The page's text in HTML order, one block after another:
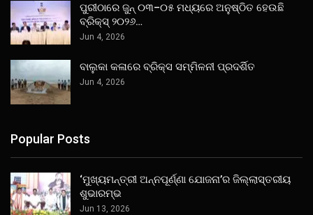
ପୁରୀଠାରେ ଜୁନ୍ ୦୩–୦୫ ମଧ୍ୟରେ ଅନୁଷ୍ଠିତ ହେଉଛି
ବ୍ରିକ୍ସ୍ ୨୦୨୬…
Jun 4, 2026
ବାଲୁକା କଳାରେ ବ୍ରିକ୍ସ ସମ୍ମିଳନୀ ପ୍ରଦର୍ଶିତ
Jun 4, 2026
Popular Posts
‘ମୁଖ୍ୟମନ୍ତ୍ରୀ ଅନ୍ନପୂର୍ଣ୍ଣା ଯୋଜନା’ର ଜିଲ୍ଲାସ୍ତରୀୟ
ଶୁଭାରମ୍ଭ
Jun 13, 2026